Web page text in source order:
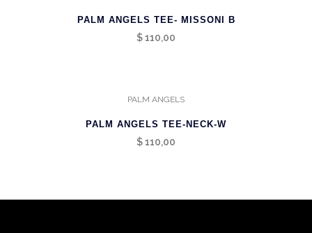
PALM ANGELS TEE- MISSONI B
$110,00
PALM ANGELS
PALM ANGELS TEE-NECK-W
$110,00